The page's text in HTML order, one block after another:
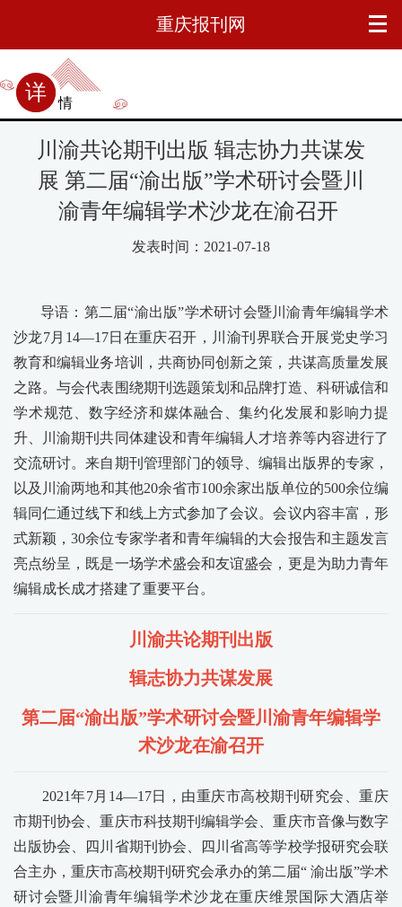
重庆报刊网
详情
川渝共论期刊出版 辑志协力共谋发
展 第二届“渝出版”学术研讨会暨川
渝青年编辑学术沙龙在渝召开
发表时间：2021-07-18
导语：第二届“渝出版”学术研讨会暨川渝青年编辑学术
沙龙7月14—17日在重庆召开，川渝刊界联合开展党史学习
教育和编辑业务培训，共商协同创新之策，共谋高质量发展
之路。与会代表围绕期刊选题策划和品牌打造、科研诚信和
学术规范、数字经济和媒体融合、集约化发展和影响力提
升、川渝期刊共同体建设和青年编辑人才培养等内容进行了
交流研讨。来自期刊管理部门的领导、编辑出版界的专家，
以及川渝两地和其他20余省市100余家出版单位的500余位编
辑同仁通过线下和线上方式参加了会议。会议内容丰富，形
式新颖，30余位专家学者和青年编辑的大会报告和主题发言
亮点纷呈，既是一场学术盛会和友谊盛会，更是为助力青年
编辑成长成才搭建了重要平台。
川渝共论期刊出版
辑志协力共谋发展
第二届“渝出版”学术研讨会暨川渝青年编辑学
术沙龙在渝召开
2021年7月14—17日，由重庆市高校期刊研究会、重庆
市期刊协会、重庆市科技期刊编辑学会、重庆市音像与数字
出版协会、四川省期刊协会、四川省高等学校学报研究会联
合主办，重庆市高校期刊研究会承办的第二届“ 渝出版”学术
研讨会暨川渝青年编辑学术沙龙在重庆维景国际大酒店举